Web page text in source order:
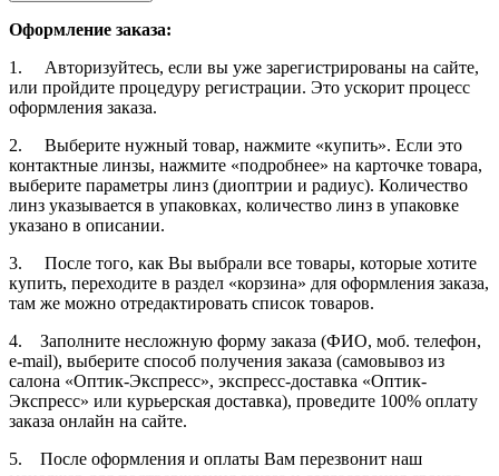
Оформление заказа:
1. Авторизуйтесь, если вы уже зарегистрированы на сайте,
или пройдите процедуру регистрации. Это ускорит процесс
оформления заказа.
2. Выберите нужный товар, нажмите «купить». Если это
контактные линзы, нажмите «подробнее» на карточке товара,
выберите параметры линз (диоптрии и радиус). Количество
линз указывается в упаковках, количество линз в упаковке
указано в описании.
3. После того, как Вы выбрали все товары, которые хотите
купить, переходите в раздел «корзина» для оформления заказа,
там же можно отредактировать список товаров.
4. Заполните несложную форму заказа (ФИО, моб. телефон,
e-mail), выберите способ получения заказа (самовывоз из
салона «Оптик-Экспресс», экспресс-доставка «Оптик-
Экспресс» или курьерская доставка), проведите 100% оплату
заказа онлайн на сайте.
5. После оформления и оплаты Вам перезвонит наш